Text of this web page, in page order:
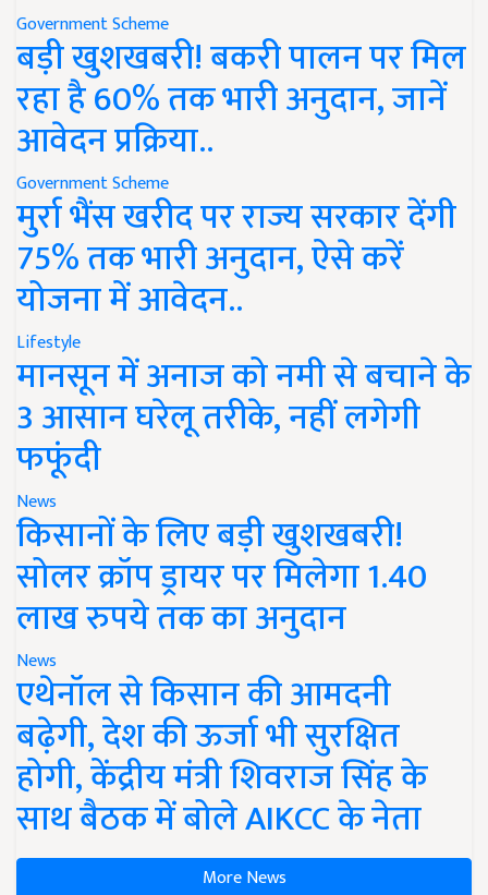
Government Scheme
बड़ी खुशखबरी! बकरी पालन पर मिल
रहा है 60% तक भारी अनुदान, जानें
आवेदन प्रक्रिया..
Government Scheme
मुर्रा भैंस खरीद पर राज्य सरकार देंगी
75% तक भारी अनुदान, ऐसे करें
योजना में आवेदन..
Lifestyle
मानसून में अनाज को नमी से बचाने के
3 आसान घरेलू तरीके, नहीं लगेगी
फफूंदी
News
किसानों के लिए बड़ी खुशखबरी!
सोलर क्रॉप ड्रायर पर मिलेगा 1.40
लाख रुपये तक का अनुदान
News
एथेनॉल से किसान की आमदनी
बढ़ेगी, देश की ऊर्जा भी सुरक्षित
होगी, केंद्रीय मंत्री शिवराज सिंह के
साथ बैठक में बोले AIKCC के नेता
More News